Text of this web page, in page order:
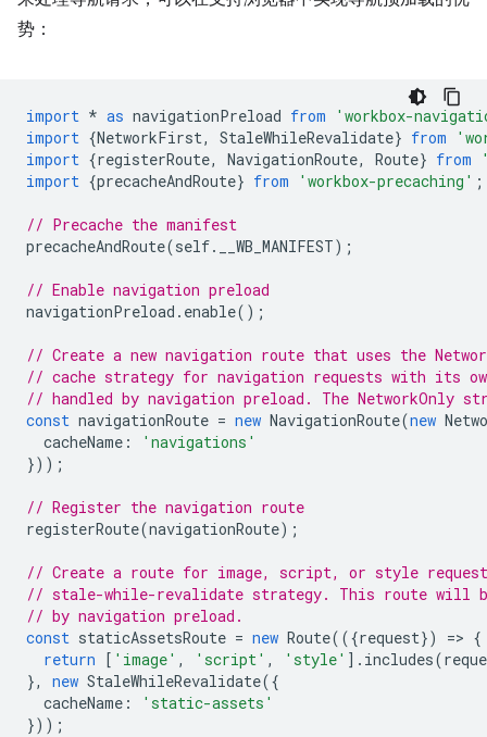
势：
import * as navigationPreload from
'workbox-
import {NetworkFirst, StaleWhileRevalidate} from
import {registerRoute, NavigationRoute, Route} from
import {precacheAndRoute} from 'workbox-precaching' ;
// Precache the manifest
precacheAndRoute(self. __WB_MANIFEST);
// Enable navigation preload
navigationPreload . enable();
// Create a new navigation route that uses the
// cache strategy for navigation requests with its
// handled by navigation preload. The NetworkOnly
const navigationRoute = new NavigationRoute(new
cacheName :
'navigations'
}));
// Register the navigation route
registerRoute(navigationRoute);
// Create a route for image, script, or style
// stale-while-revalidate strategy. This route will
// by navigation preload.
const staticAssetsRoute = new Route(({request}) => {
return
[ 'image' , 'script' , 'style' ]. includes(
},
new StaleWhileRevalidate({
cacheName :
'static-assets'
}));